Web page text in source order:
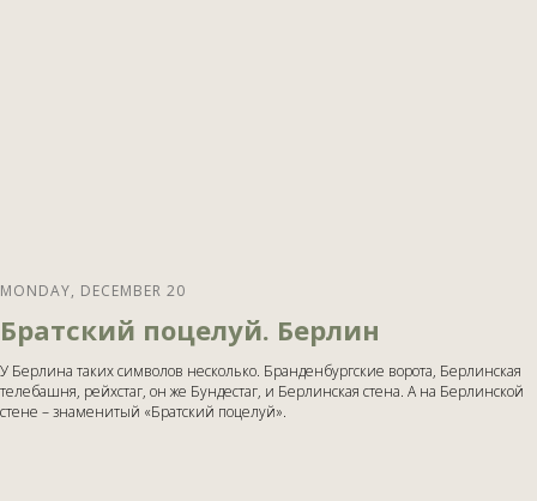
MONDAY, DECEMBER 20
Братский поцелуй. Берлин
У Берлина таких символов несколько. Бранденбургские ворота, Берлинская
телебашня, рейхстаг, он же Бундестаг, и Берлинская стена. А на Берлинской
стене – знаменитый «Братский поцелуй».